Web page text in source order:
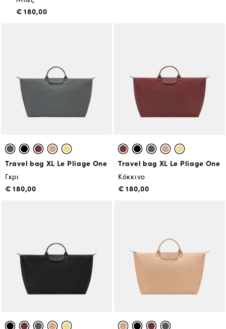
€ 180,00
Travel bag XL Le Pliage One
Γκρι
€ 180,00
Travel bag XL Le Pliage One
Κόκκινο
€ 180,00